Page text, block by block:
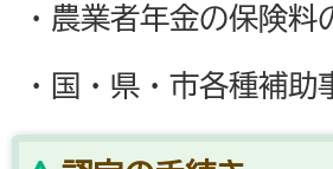
・農業者年金の保険料
・国・県・市各種補助